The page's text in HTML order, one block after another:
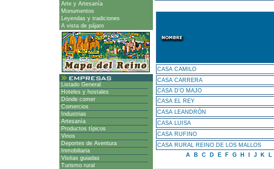
Arte y Artesanía
Monumentos
Leyendas y tradiciones
A vista de pájaro
Listado General
Hoteles y hostales
Dónde comer
Comercios
Industrias
Artesanía
Productos típicos
Vinos
Deportes de Aventura
Inmobiliaria
Visitas guiadas
Turismo rural
CASA CAMILO
CASA CARRERA
CASA D'O MAJO
CASA EL REY
CASA LEANDRÓN
CASA LUISA
CASA RUFINO
CASA RURAL REINO DE LOS MALLOS
A
B C D E F G H J K L